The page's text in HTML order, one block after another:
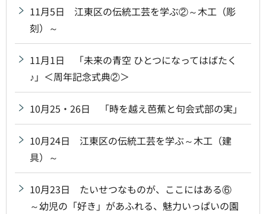
11月5日 江東区の伝統工芸を学ぶ②～木工（彫
刻）～
11月1日 「未来の青空 ひとつになってはばたく
♪」＜周年記念式典②＞
10月25・26日 「時を越え芭蕉と句会式部の実」
10月24日 江東区の伝統工芸を学ぶ～木工（建
具）～
10月23日 たいせつなものが、ここにはある⑥
～幼児の「好き」があふれる、魅力いっぱいの園